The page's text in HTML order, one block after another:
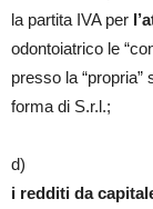
la partita IVA per
odontoiatrico le
presso la
forma di S.r.l.;
d)
i redditi da